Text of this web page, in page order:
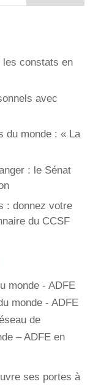
les constats en
avec
du monde : « La
: le Sénat
: donnez votre
du CCSF
monde - ADFE
monde - ADFE
de
– ADFE en
ses portes à